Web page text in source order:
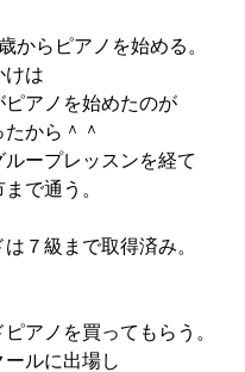
からピアノを始める。
けは
アノを始めたのが
から＾＾
ープレッスンを経て
で通う。
７級まで取得済み。
アノを買ってもらう。
ルに出場し